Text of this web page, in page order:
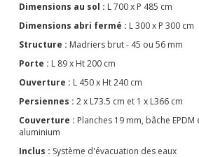
Dimensions au sol : L 700 x P 485 cm
Dimensions abri fermé : L 300 x P 300 cm
Structure : Madriers brut - 45 ou 56 mm
Porte : L 89 x Ht 200 cm
Ouverture : L 450 x Ht 240 cm
Persiennes : 2 x L73.5 cm et 1 x L366 cm
Couverture : Planches 19 mm, bâche
aluminium
Inclus : Système d'évacuation des eaux